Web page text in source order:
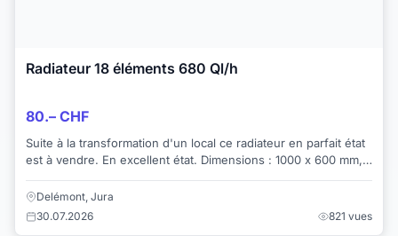
Radiateur 18 éléments 680 Ql/h
80.– CHF
Suite à la transformation d'un local ce radiateur en parfait état
est à vendre. En excellent état. Dimensions : 1000 x 600 mm,
Delémont, Jura
30.07.2026
821 vues